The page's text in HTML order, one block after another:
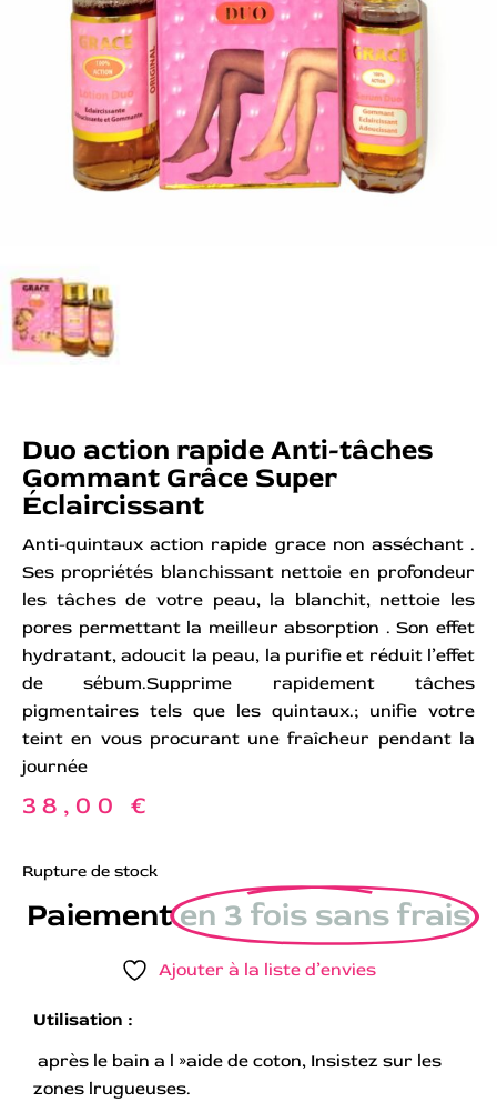
Duo action rapide Anti-tâches
Gommant Grâce Super
Éclaircissant
Anti-quintaux action rapide grace non asséchant .
Ses propriétés blanchissant nettoie en profondeur
les tâches de votre peau, la blanchit, nettoie les
pores permettant la meilleur absorption . Son effet
hydratant, adoucit la peau, la purifie et réduit l’effet
de sébum.Supprime rapidement tâches
pigmentaires tels que les quintaux.; unifie votre
teint en vous procurant une fraîcheur pendant la
journée
38,00 €
Rupture de stock
Paiementen 3 fois sans frais
Ajouter à la liste d’envies
Utilisation :
après le bain a l »aide de coton, Insistez sur les
zones lrugueuses.